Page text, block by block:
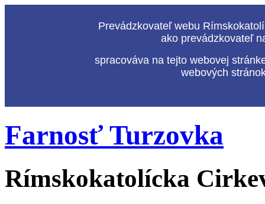
Prevádzkovateľ webu
ako prevádzkovateľ
spracováva na tejto webovej
webových
Farnosť Turzovka
Rímskokatolícka